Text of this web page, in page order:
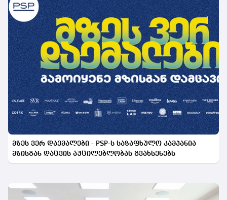
მზეს ვერ დაემალები - PSP-ს საზაფხულო კამპანია
მზისგან დაცვის აუცილებლობას გვახსენებს